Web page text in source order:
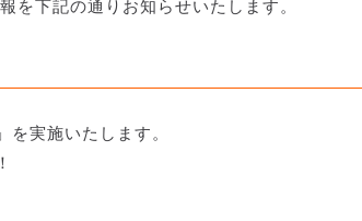
下記の通りお知らせいたします。
実施いたします。